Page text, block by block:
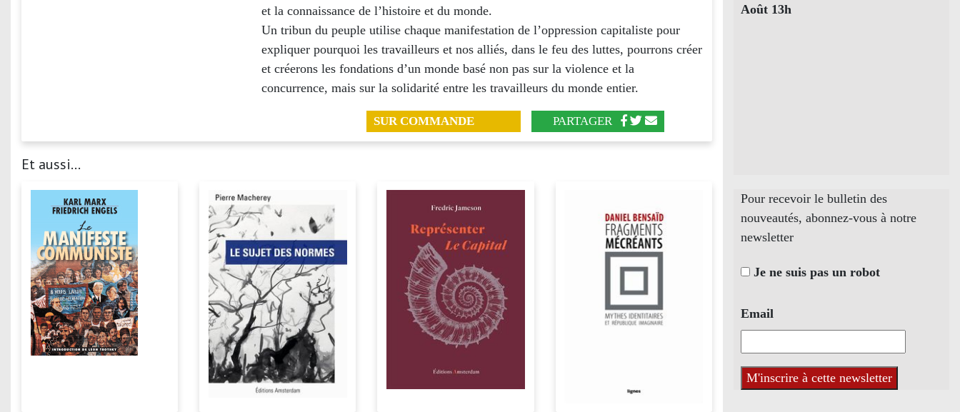
et la connaissance de l’histoire et du monde.
Un tribun du peuple utilise chaque manifestation de l’oppression capitaliste pour
expliquer pourquoi les travailleurs et nos alliés, dans le feu des luttes, pourrons créer
et créerons les fondations d’un monde basé non pas sur la violence et la
concurrence, mais sur la solidarité entre les travailleurs du monde entier.
SUR COMMANDE PARTAGER
Et aussi...
Août 13h
Pour recevoir le bulletin des
nouveautés, abonnez-vous à notre
newsletter
Je ne suis pas un robot
Email